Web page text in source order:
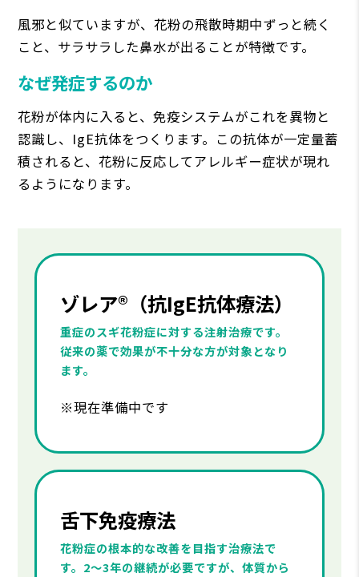
風邪と似ていますが、花粉の飛散時期中ずっと続く
こと、サラサラした鼻水が出ることが特徴です。
なぜ発症するのか
花粉が体内に入ると、免疫システムがこれを異物と
認識し、IgE抗体をつくります。この抗体が一定量蓄
積されると、花粉に反応してアレルギー症状が現れ
るようになります。
ゾレア®（抗IgE抗体療法）
重症のスギ花粉症に対する注射治療です。
従来の薬で効果が不十分な方が対象となり
ます。
※現在準備中です
舌下免疫療法
花粉症の根本的な改善を目指す治療法で
す。2〜3年の継続が必要ですが、体質から